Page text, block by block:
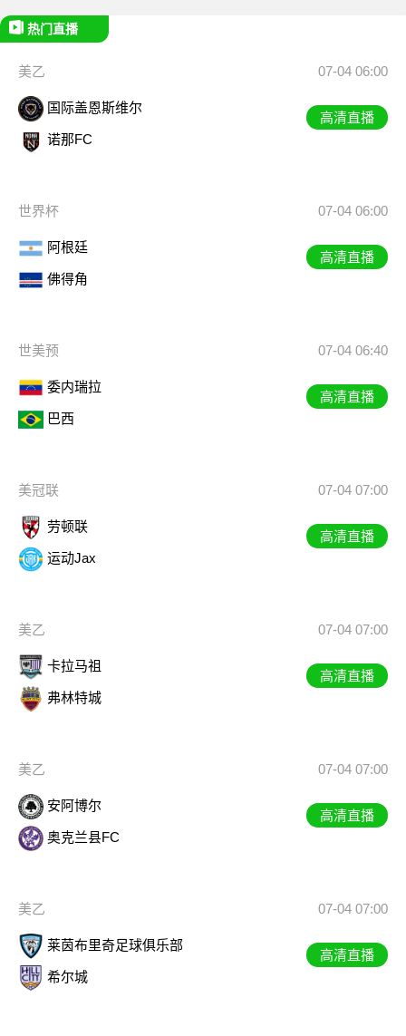
热门直播
美乙 07-04 06:00
国际盖恩斯维尔
诺那FC
高清直播
世界杯 07-04 06:00
阿根廷
佛得角
高清直播
世美预 07-04 06:40
委内瑞拉
巴西
高清直播
美冠联 07-04 07:00
劳顿联
运动Jax
高清直播
美乙 07-04 07:00
卡拉马祖
弗林特城
高清直播
美乙 07-04 07:00
安阿博尔
奥克兰县FC
高清直播
美乙 07-04 07:00
莱茵布里奇足球俱乐部
希尔城
高清直播